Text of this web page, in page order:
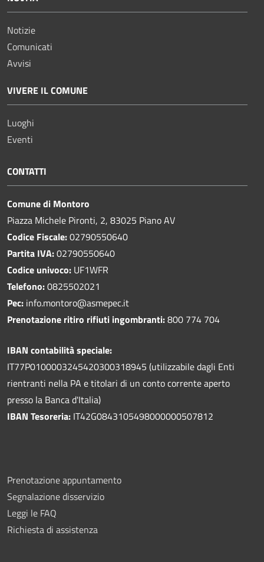
Notizie
Comunicati
Avvisi
VIVERE IL COMUNE
Luoghi
Eventi
CONTATTI
Comune di Montoro
Piazza Michele Pironti, 2, 83025 Piano AV
Codice Fiscale:02790550640
Partita IVA:02790550640
Codice univoco: UF1WFR
Telefono:0825502021
Pec: info.montoro@asmepec.it
Prenotazione ritiro rifiuti ingombranti:800 774 704
IBAN contabilità speciale:
IT77P0100003245420300318945 (utilizzabile dagli Enti
rientranti nella PA e titolari di un conto corrente aperto
presso la Banca d'Italia)
IBAN Tesoreria: IT42G0843105498000000507812
Prenotazione appuntamento
Segnalazione disservizio
Leggi le FAQ
Richiesta di assistenza